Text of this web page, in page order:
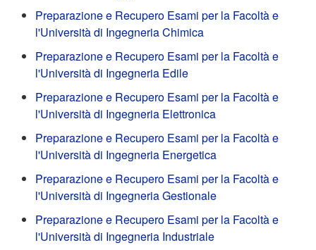
Preparazione e Recupero Esami per la Facoltà e
l'Università di Ingegneria Chimica
Preparazione e Recupero Esami per la Facoltà e
l'Università di Ingegneria Edile
Preparazione e Recupero Esami per la Facoltà e
l'Università di Ingegneria Elettronica
Preparazione e Recupero Esami per la Facoltà e
l'Università di Ingegneria Energetica
Preparazione e Recupero Esami per la Facoltà e
l'Università di Ingegneria Gestionale
Preparazione e Recupero Esami per la Facoltà e
l'Università di Ingegneria Industriale